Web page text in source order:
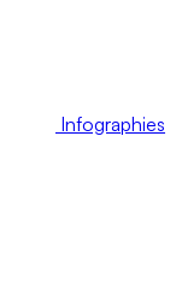
Infographies